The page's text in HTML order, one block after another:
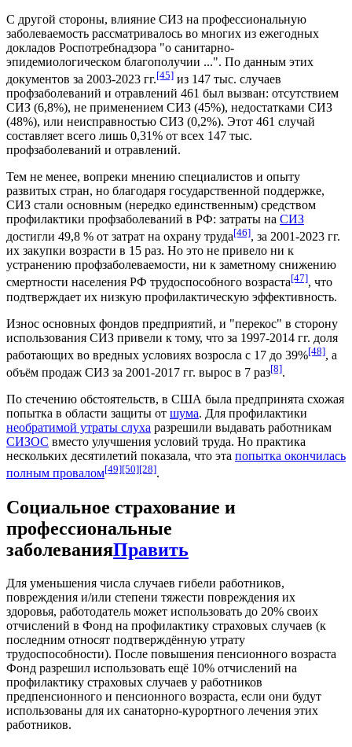
С другой стороны, влияние СИЗ на профессиональную
заболеваемость рассматривалось во многих из ежегодных
докладов Роспотребнадзора "о санитарно-
эпидемиологическом благополучии ...". По данным этих
документов за 2003-2023 гг.[45] из 147 тыс. случаев
профзаболеваний и отравлений 461 был вызван: отсутствием
СИЗ (6,8%), не применением СИЗ (45%), недостатками СИЗ
(48%), или неисправностью СИЗ (0,2%). Этот 461 случай
составляет всего лишь 0,31% от всех 147 тыс.
профзаболеваний и отравлений.
Тем не менее, вопреки мнению специалистов и опыту
развитых стран, но благодаря государственной поддержке,
СИЗ стали основным (нередко единственным) средством
профилактики профзаболеваний в РФ: затраты на СИЗ
достигли 49,8 % от затрат на охрану труда[46], за 2001-2023 гг.
их закупки возрасти в 15 раз. Но это не привело ни к
устранению профзаболеваемости, ни к заметному снижению
смертности населения РФ трудоспособного возраста[47], что
подтверждает их низкую профилактическую эффективность.
Износ основных фондов предприятий, и "перекос" в сторону
использования СИЗ привели к тому, что за 1997-2014 гг. доля
работающих во вредных условиях возросла с 17 до 39%[48], а
объём продаж СИЗ за 2001-2017 гг. вырос в 7 раз[8].
По стечению обстоятельств, в США была предпринята схожая
попытка в области защиты от шума. Для профилактики
необратимой утраты слуха разрешили выдавать работникам
СИЗОС вместо улучшения условий труда. Но практика
нескольких десятилетий показала, что эта попытка окончилась
полным провалом[49][50][28].
Социальное страхование и
профессиональные
заболеванияПравить
Для уменьшения числа случаев гибели работников,
повреждения и/или степени тяжести повреждения их
здоровья, работодатель может использовать до 20% своих
отчислений в Фонд на профилактику страховых случаев (к
последним относят подтверждённую утрату
трудоспособности). После повышения пенсионного возраста
Фонд разрешил использовать ещё 10% отчислений на
профилактику страховых случаев у работников
предпенсионного и пенсионного возраста, если они будут
использованы для их санаторно-курортного лечения этих
работников.